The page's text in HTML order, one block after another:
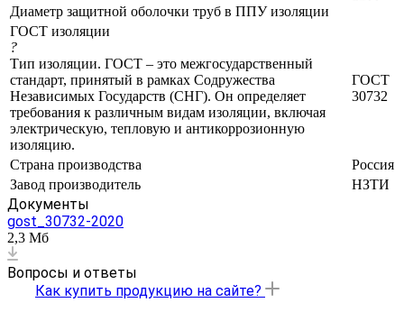
Диаметр защитной оболочки труб в ППУ изоляции
ГОСТ изоляции
?
Тип изоляции. ГОСТ – это межгосударственный
стандарт, принятый в рамках Содружества
Независимых Государств (СНГ). Он определяет
требования к различным видам изоляции, включая
электрическую, тепловую и антикоррозионную
изоляцию.
ГОСТ
30732
Страна производства
Россия
Завод производитель
НЗТИ
Документы
gost_30732-2020
2,3 Мб
Вопросы и ответы
Как купить продукцию на сайте?